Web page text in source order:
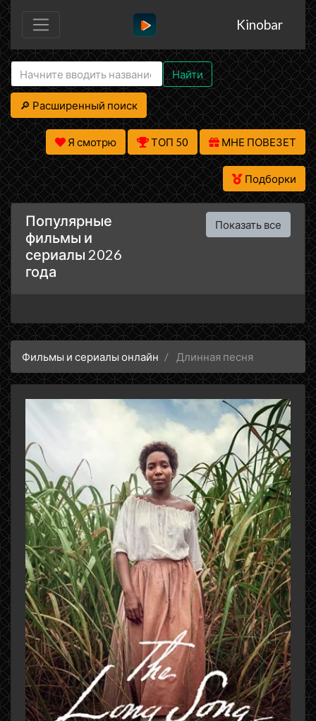
Kinobar
Найти
🔎 Расширенный поиск
Я смотрю ТОП 50 МНЕ ПОВЕЗЕТ
Подборки
Популярные
фильмы и
сериалы 2026
года
Показать все
Фильмы и сериалы онлайн Длинная песня